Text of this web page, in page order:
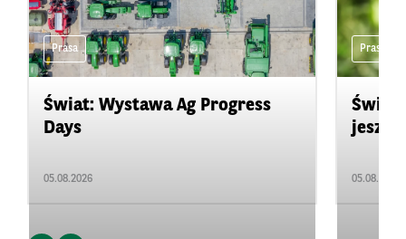
Prasa
Świat: Wystawa Ag Progress
Days
05.08.2026
Prasa
Świat:
05.08.2026